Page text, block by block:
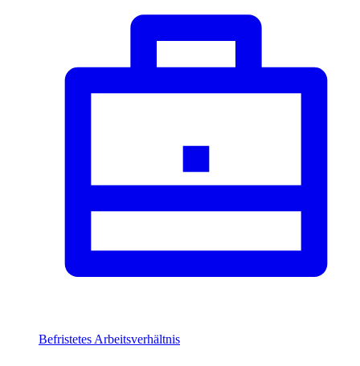
Befristetes Arbeitsverhältnis